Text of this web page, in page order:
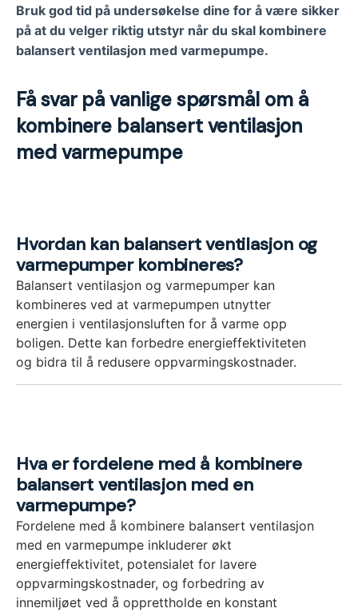
Bruk god tid på undersøkelse dine for å være sikker
på at du velger riktig utstyr når du skal kombinere
balansert ventilasjon med varmepumpe.
Få svar på vanlige spørsmål om å
kombinere balansert ventilasjon
med varmepumpe
Hvordan kan balansert ventilasjon og
varmepumper kombineres?
Balansert ventilasjon og varmepumper kan
kombineres ved at varmepumpen utnytter
energien i ventilasjonsluften for å varme opp
boligen. Dette kan forbedre energieffektiviteten
og bidra til å redusere oppvarmingskostnader.
Hva er fordelene med å kombinere
balansert ventilasjon med en
varmepumpe?
Fordelene med å kombinere balansert ventilasjon
med en varmepumpe inkluderer økt
energieffektivitet, potensialet for lavere
oppvarmingskostnader, og forbedring av
innemiljøet ved å opprettholde en konstant